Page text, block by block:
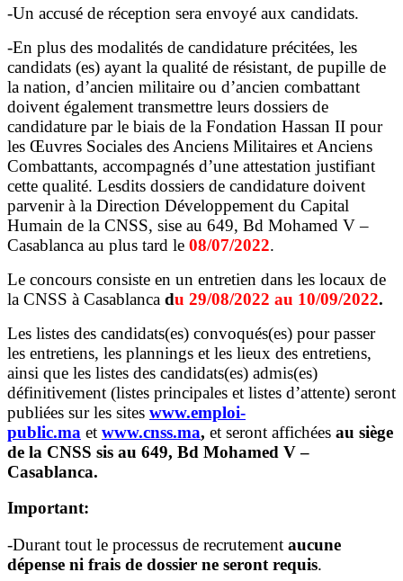
-Un accusé de réception sera envoyé aux candidats.
-En plus des modalités de candidature précitées, les
candidats (es) ayant la qualité de résistant, de pupille de
la nation, d’ancien militaire ou d’ancien combattant
doivent également transmettre leurs dossiers de
candidature par le biais de la Fondation Hassan II pour
les Œuvres Sociales des Anciens Militaires et Anciens
Combattants, accompagnés d’une attestation justifiant
cette qualité. Lesdits dossiers de candidature doivent
parvenir à la Direction Développement du Capital
Humain de la CNSS, sise au 649, Bd Mohamed V –
Casablanca au plus tard le 08/07/2022.
Le concours consiste en un entretien dans les locaux de
la CNSS à Casablanca du 29/08/2022 au 10/09/2022.
Les listes des candidats(es) convoqués(es) pour passer
les entretiens, les plannings et les lieux des entretiens,
ainsi que les listes des candidats(es) admis(es)
définitivement (listes principales et listes d’attente) seront
publiées sur les sites www.emploi-
public.ma et www.cnss.ma, et seront affichées au siège
de la CNSS sis au 649, Bd Mohamed V –
Casablanca.
Important:
-Durant tout le processus de recrutement aucune
dépense ni frais de dossier ne seront requis.